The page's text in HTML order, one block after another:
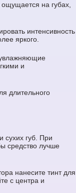
на губах,
интенсивность
яркого.
и
длительного
сухих губ. При
средство лучше
нанесите тинт для
с центра и